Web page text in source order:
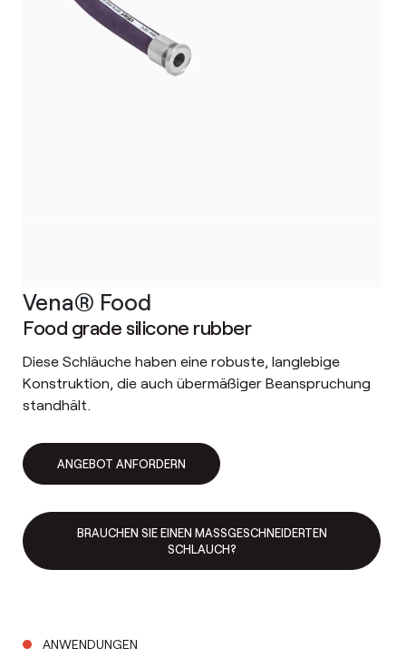
Vena® Food
Food grade silicone rubber
Diese Schläuche haben eine robuste, langlebige
Konstruktion, die auch übermäßiger Beanspruchung
standhält.
ANGEBOT ANFORDERN
BRAUCHEN SIE EINEN MASSGESCHNEIDERTEN S
CHLAUCH?
ANWENDUNGEN